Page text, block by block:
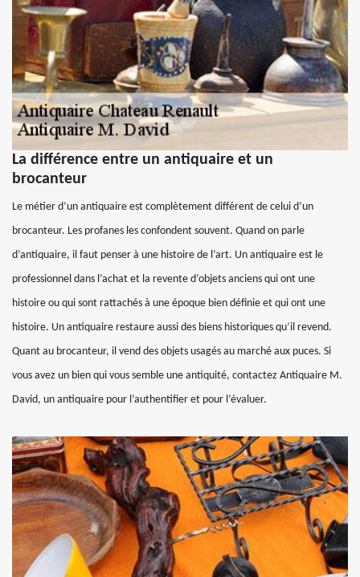
La différence entre un antiquaire et un
brocanteur
Le métier d’un antiquaire est complètement différent de celui d’un
brocanteur. Les profanes les confondent souvent. Quand on parle
d’antiquaire, il faut penser à une histoire de l’art. Un antiquaire est le
professionnel dans l’achat et la revente d’objets anciens qui ont une
histoire ou qui sont rattachés à une époque bien définie et qui ont une
histoire. Un antiquaire restaure aussi des biens historiques qu’il revend.
Quant au brocanteur, il vend des objets usagés au marché aux puces. Si
vous avez un bien qui vous semble une antiquité, contactez Antiquaire M.
David, un antiquaire pour l’authentifier et pour l’évaluer.